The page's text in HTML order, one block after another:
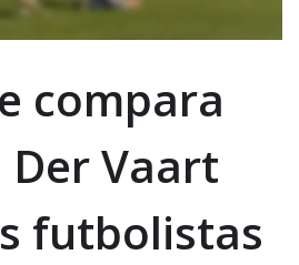
compara
Der Vaart
futbolistas